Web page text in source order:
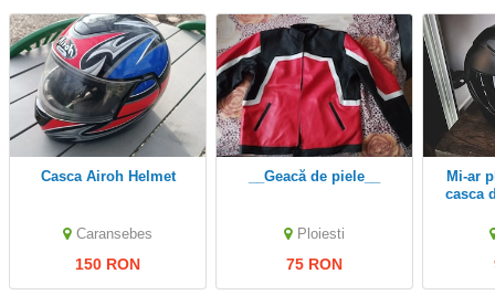
Casca Airoh Helmet
Caransebes
150 RON
__Geacă de piele__
Ploiesti
75 RON
Mi-ar plăcea să-i vând
casca